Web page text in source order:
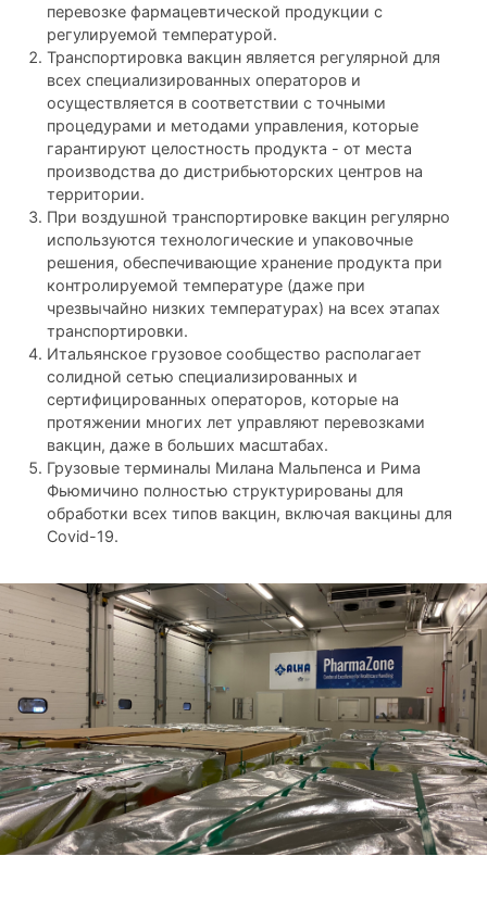
перевозке фармацевтической продукции с
регулируемой температурой.
Транспортировка вакцин является регулярной для
всех специализированных операторов и
осуществляется в соответствии с точными
процедурами и методами управления, которые
гарантируют целостность продукта - от места
производства до дистрибьюторских центров на
территории.
При воздушной транспортировке вакцин регулярно
используются технологические и упаковочные
решения, обеспечивающие хранение продукта при
контролируемой температуре (даже при
чрезвычайно низких температурах) на всех этапах
транспортировки.
Итальянское грузовое сообщество располагает
солидной сетью специализированных и
сертифицированных операторов, которые на
протяжении многих лет управляют перевозками
вакцин, даже в больших масштабах.
Грузовые терминалы Милана Мальпенса и Рима
Фьюмичино полностью структурированы для
обработки всех типов вакцин, включая вакцины для
Covid-19.